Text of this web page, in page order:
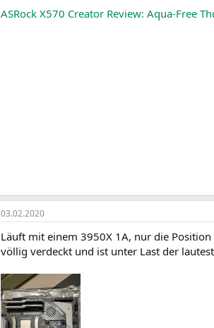
i
ASRock X570 Creator Review: Aqua-Free
03.02.2020
Läuft mit einem 3950X 1A, nur die
völlig verdeckt und ist unter Last der